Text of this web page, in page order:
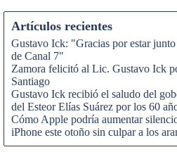
Artículos recientes
Gustavo Ick: "Gracias por estar junto
de Canal 7"
Zamora felicitó al Lic. Gustavo Ick
Santiago
Gustavo Ick recibió el saludo del
del Esteor Elías Suárez por los 60
Cómo Apple podría aumentar
iPhone este otoño sin culpar a los